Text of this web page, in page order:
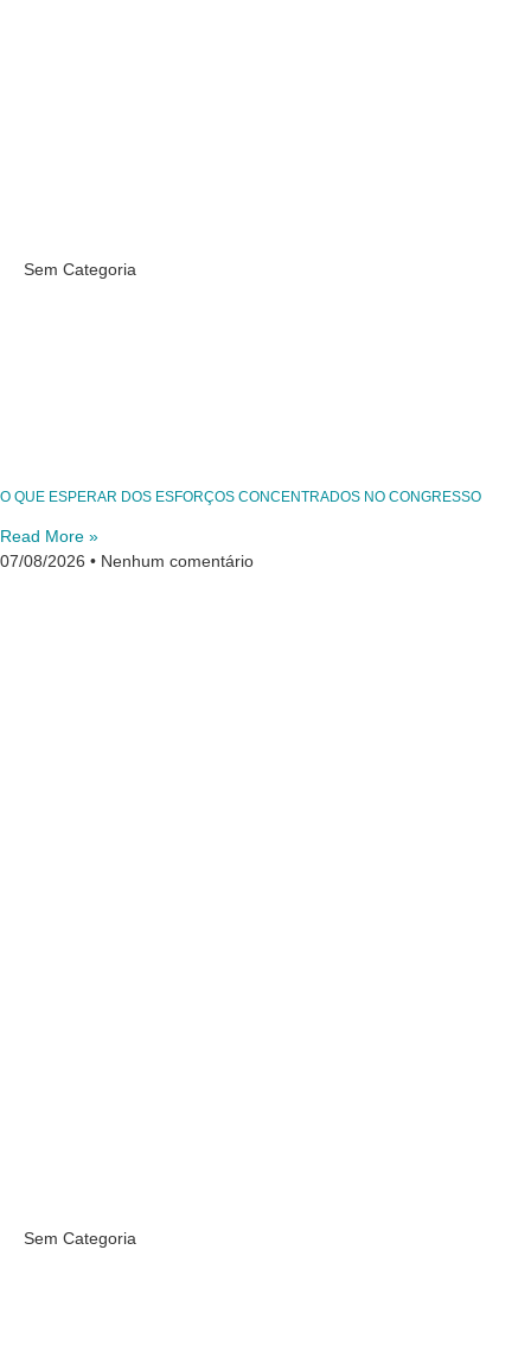
Sem Categoria
O QUE ESPERAR DOS ESFORÇOS CONCENTRADOS NO CONGRESSO
Read More »
07/08/2026
Nenhum comentário
Sem Categoria